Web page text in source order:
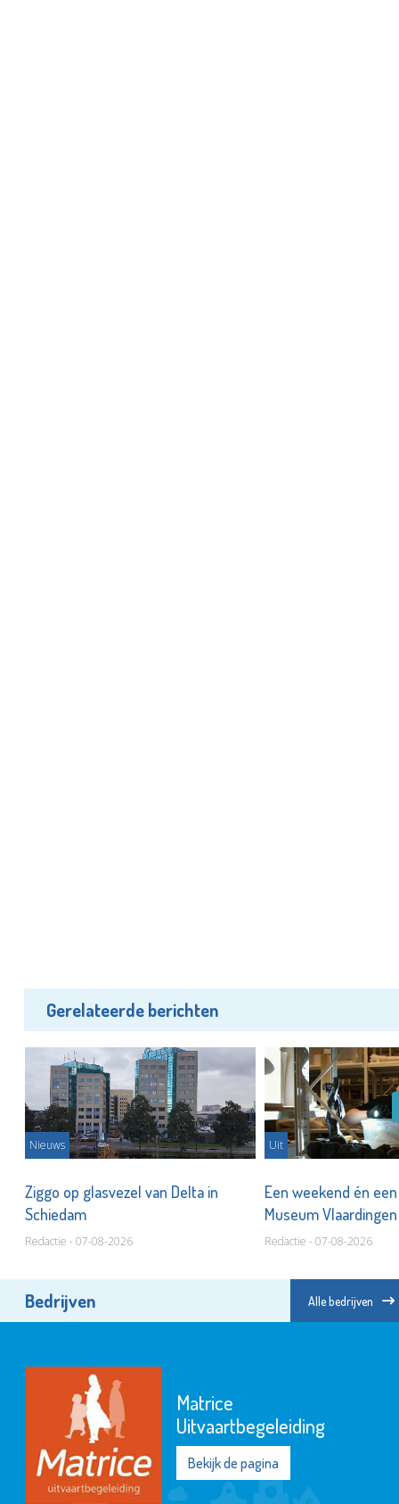
Gerelateerde berichten
Nieuws
Ziggo op glasvezel van Delta in
Schiedam
Redactie - 07-08-2026
Uit
Een weekend én
Museum
Redactie - 07-08-2026
Bedrijven Alle bedrijven
Matrice
Uitvaartbegeleiding
Bekijk de pagina